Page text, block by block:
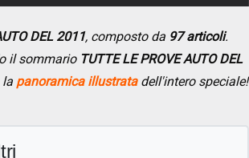
DEL 2011, composto da 97 articoli.
il sommario TUTTE LE PROVE AUTO DEL
la panoramica illustratadell'intero speciale!